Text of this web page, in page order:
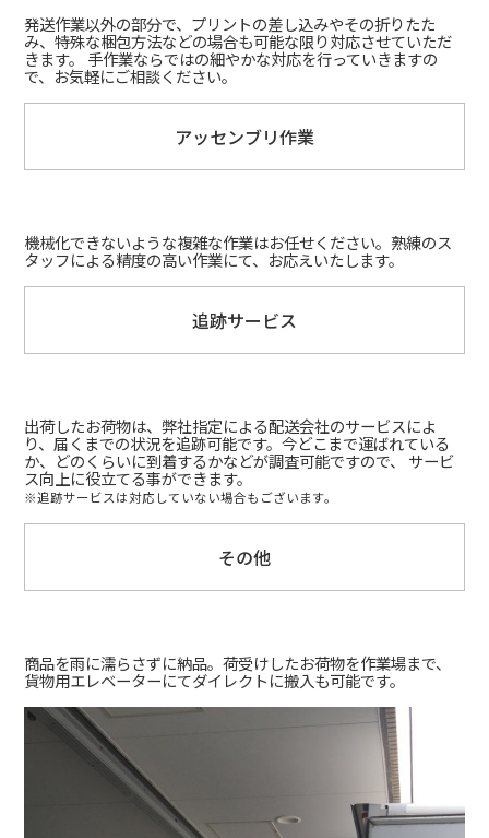
発送作業以外の部分で、プリントの差し込みやその折りたた
み、特殊な梱包方法などの場合も可能な限り対応させていただ
きます。 手作業ならではの細やかな対応を行っていきますの
で、お気軽にご相談ください。
アッセンブリ作業
機械化できないような複雑な作業はお任せください。熟練のス
タッフによる精度の高い作業にて、お応えいたします。
追跡サービス
出荷したお荷物は、弊社指定による配送会社のサービスによ
り、届くまでの状況を追跡可能です。今どこまで運ばれている
か、どのくらいに到着するかなどが調査可能ですので、 サービ
ス向上に役立てる事ができます。
※追跡サービスは対応していない場合もございます。
その他
商品を雨に濡らさずに納品。荷受けしたお荷物を作業場まで、
貨物用エレベーターにてダイレクトに搬入も可能です。